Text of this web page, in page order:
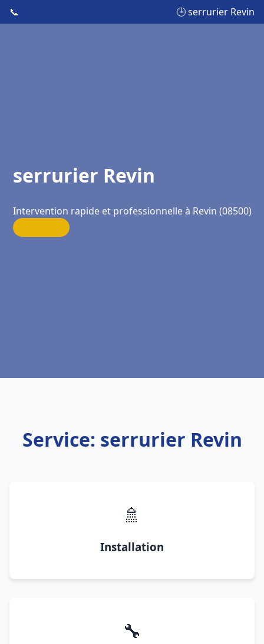
📞 🕒 serrurier Revin
serrurier Revin
Intervention rapide et professionnelle à Revin (08500)
Service: serrurier Revin
🚿
Installation
🔧